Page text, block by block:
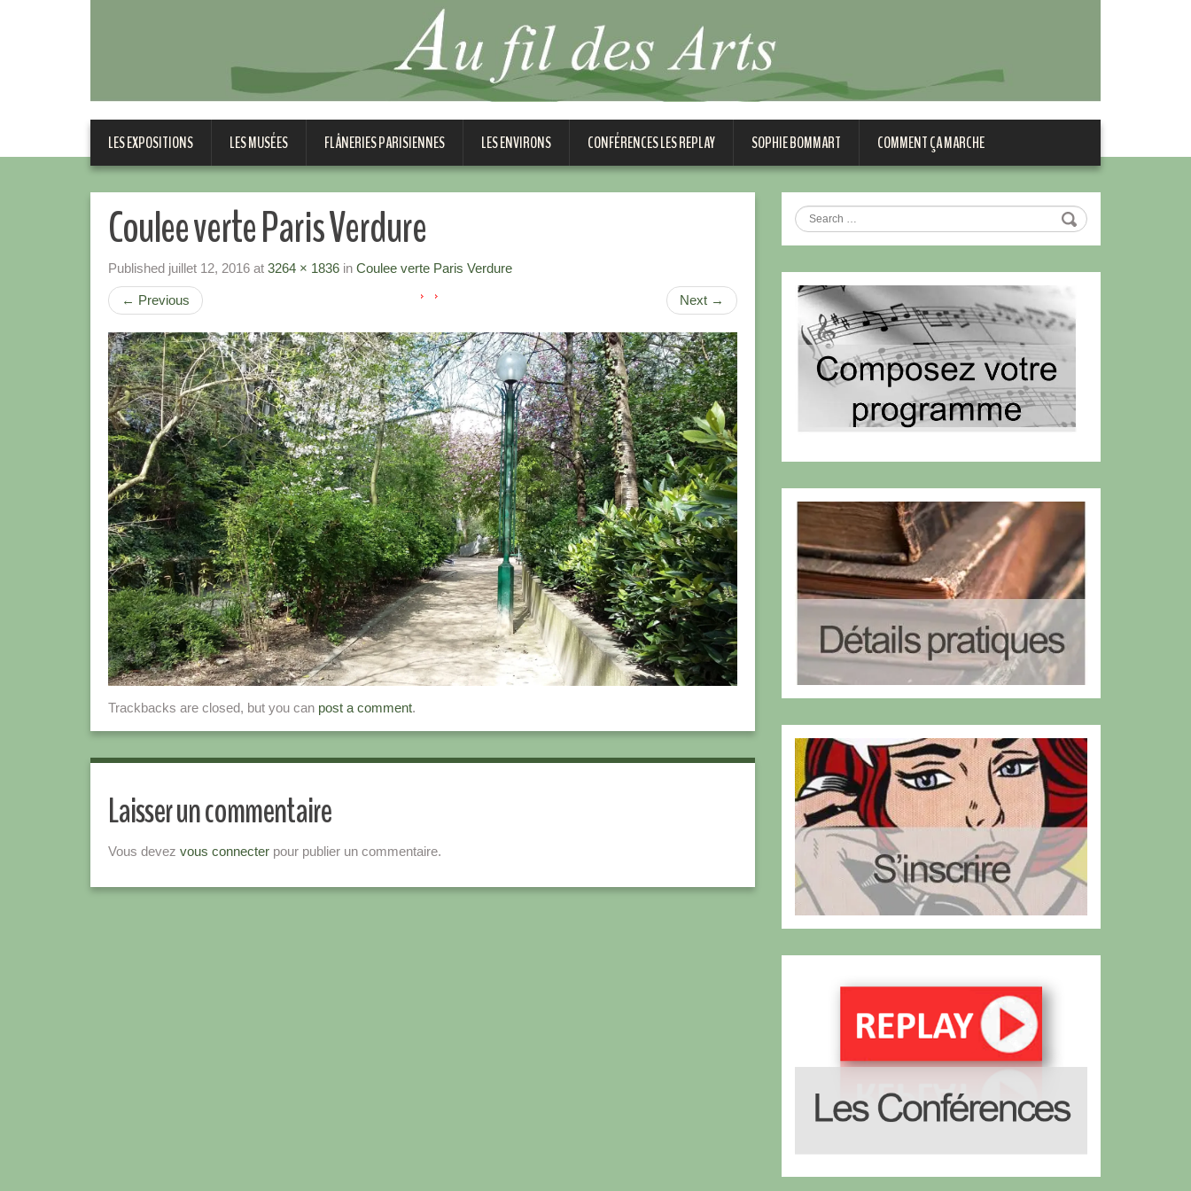
LES EXPOSITIONS LES MUSÉES FLÂNERIES PARISIENNES LES ENVIRONS CONFÉRENCES LES REPLAY SOPHIE BOMMART COMMENT ÇA MARCHE
Coulee verte Paris Verdure
Published juillet 12, 2016 at 3264 × 1836 in Coulee verte Paris Verdure
← Previous Next →
Trackbacks are closed, but you can post a comment.
Laisser un commentaire
Vous devez vous connecter pour publier un commentaire.
Search